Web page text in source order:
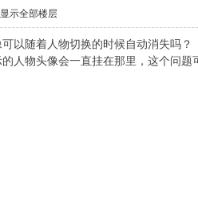
显示全部楼层
以随着人物切换的时候自动消失吗？
人物头像会一直挂在那里，这个问题